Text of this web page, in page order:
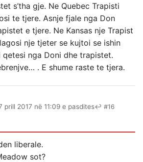
s’tha gje. Ne Quebec Trapisti
te tjere. Asnje fjale nga Don
e tjere. Ne Kansas nje Trapist
nje tjeter se kujtoi se ishin
qetesi nga Doni dhe trapistet.
. E shume raste te tjera.
prill 2017 në 11:09 e pasdites↩ #16
liberale.
sot?